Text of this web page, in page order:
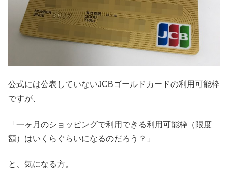
公式には公表していないJCBゴールドカードの利用可能枠
ですが、
「一ヶ月のショッピングで利用できる利用可能枠（限度
額）はいくらぐらいになるのだろう？」
と、気になる方。